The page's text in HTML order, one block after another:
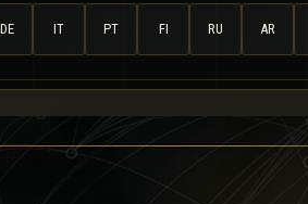
DE IT PT FI RU AR